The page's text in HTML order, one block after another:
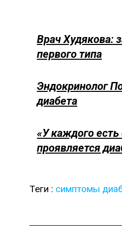
Врач Худякова:
первого типа
Эндокринолог
диабета
«У каждого
проявляется
Теги : симптомы